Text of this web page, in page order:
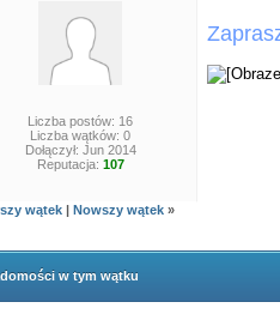
Liczba postów: 16
Liczba wątków: 0
Dołączył: Jun 2014
Reputacja: 107
wątek | Nowszy wątek »
w tym wątku